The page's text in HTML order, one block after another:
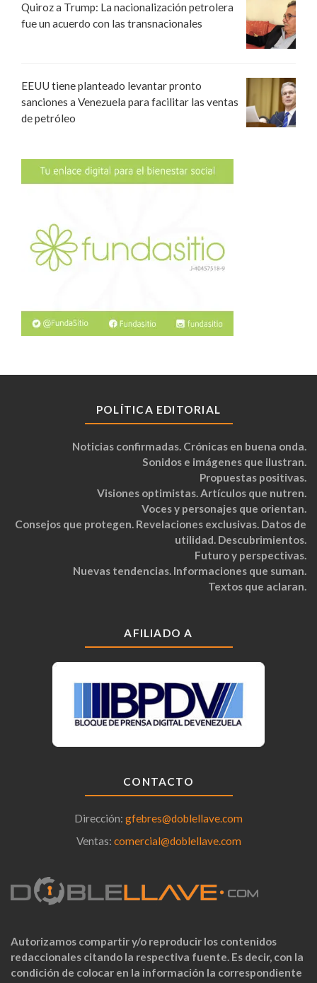
Quiroz a Trump: La nacionalización petrolera
fue un acuerdo con las transnacionales
EEUU tiene planteado levantar pronto
sanciones a Venezuela para facilitar las ventas
de petróleo
POLÍTICA EDITORIAL
Noticias confirmadas. Crónicas en buena onda.
Sonidos e imágenes que ilustran.
Propuestas positivas.
Visiones optimistas. Artículos que nutren.
Voces y personajes que orientan.
Consejos que protegen. Revelaciones exclusivas. Datos de
utilidad. Descubrimientos.
Futuro y perspectivas.
Nuevas tendencias. Informaciones que suman.
Textos que aclaran.
AFILIADO A
CONTACTO
Dirección: gfebres@doblellave.com
Ventas: comercial@doblellave.com
Autorizamos compartir y/o reproducir los contenidos
redaccionales citando la respectiva fuente. Es decir, con la
condición de colocar en la información la correspondiente